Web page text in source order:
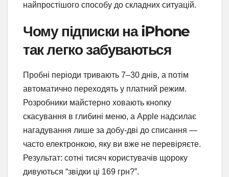
найпростішого способу до складних ситуацій.
Чому підписки на iPhone
так легко забуваються
Пробні періоди тривають 7–30 днів, а потім
автоматично переходять у платний режим.
Розробники майстерно ховають кнопку
скасування в глибині меню, а Apple надсилає
нагадування лише за добу-дві до списання —
часто електронкою, яку ви вже не перевіряєте.
Результат: сотні тисяч користувачів щороку
дивуються “звідки ці 169 грн?”.